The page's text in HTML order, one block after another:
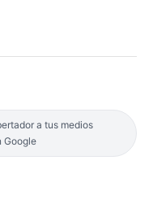
a tus medios
Google